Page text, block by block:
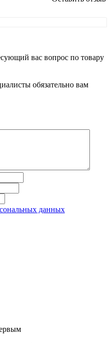
вас вопрос по товару
обязательно вам
данных